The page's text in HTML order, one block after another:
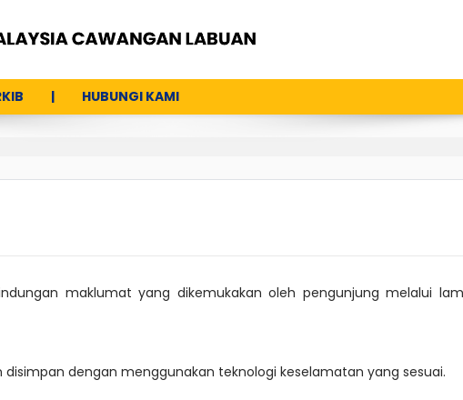
HUBUNGI KAMI
maklumat yang dikemukakan oleh pengunjung melalui
dengan menggunakan teknologi keselamatan yang sesuai.